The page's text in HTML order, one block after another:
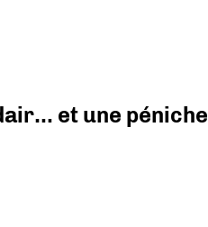
et une péniche